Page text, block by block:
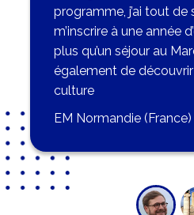
programme, j’ai tout de
m’inscrire à une année
plus qu’un séjour au
également de
culture
EM Normandie (France)